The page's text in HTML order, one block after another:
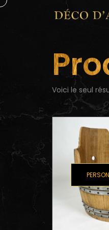
Voici le seul